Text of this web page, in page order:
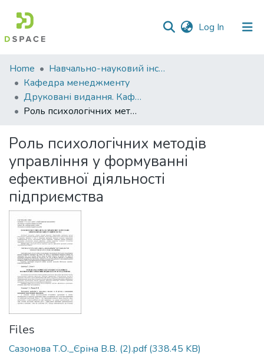
Log In (current)
Communities
&
Collections
Statistics
Home
Навчально-науковий інститут економіки, управління, права та інформаційних технологій
Кафедра менеджменту
Друковані видання. Кафедра менеджменту ім. І.А. Маркіної
Роль психологічних методів управління у формуванні ефективної діяльності підприємства
Роль психологічних методів
управління у формуванні
ефективної діяльності
підприємства
Files
Сазонова Т.О._Єріна В.В. (2).pdf(338.45 KB)